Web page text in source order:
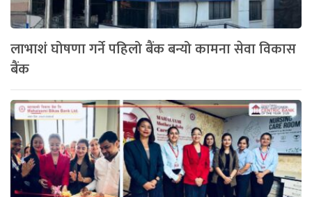
लाभाशं घोषणा गर्ने पहिलो बैंक बन्यो कामना सेवा विकास
बैंक